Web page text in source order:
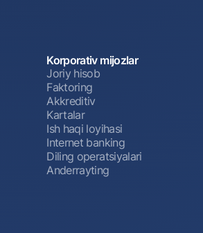
Korporativ mijozlar
Joriy hisob
Faktoring
Akkreditiv
Kartalar
Ish haqi loyihasi
Internet banking
Diling operatsiyalari
Anderrayting